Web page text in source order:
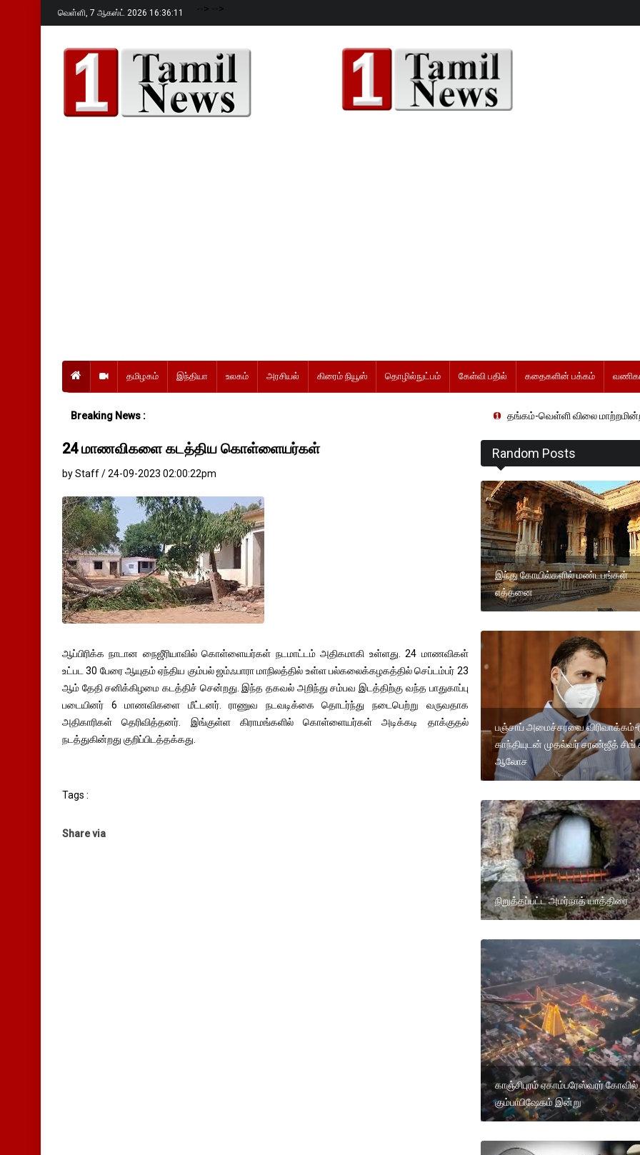
வெள்ளி, 7 ஆகஸ்ட் 2026 16:36:12 --> -->
தமிழகம் இந்தியா உலகம் அரசியல் கிரைம் நியூஸ் தொழில்நுட்பம் கேள்வி பதில் கதைகளின் பக்கம்
Breaking News : தங்கம்-வெள்ளி விலை
24 மாணவிகளை கடத்திய கொள்ளையர்கள்
by Staff / 24-09-2023 02:00:22pm
ஆப்பிரிக்க நாடான நைஜீரியாவில் கொள்ளையர்கள் நடமாட்டம் அதிகமாகி உள்ளது. 24 மாணவிகள்
உட்பட 30 பேரை ஆயுதம் ஏந்திய கும்பல் ஜம்ஃபாரா மாநிலத்தில் உள்ள பல்கலைக்கழகத்தில் செப்டம்பர் 23
ஆம் தேதி சனிக்கிழமை கடத்திச் சென்றது. இந்த தகவல் அறிந்து சம்பவ இடத்திற்கு வந்த பாதுகாப்பு
படையினர் 6 மாணவிகளை மீட்டனர். ராணுவ நடவடிக்கை தொடர்ந்து நடைபெற்று வருவதாக
அதிகாரிகள் தெரிவித்தனர். இங்குள்ள கிராமங்களில் கொள்ளையர்கள் அடிக்கடி தாக்குதல்
நடத்துகின்றது குறிப்பிடத்தக்கது.
Tags :
Share via
Random Posts
இந்து கோயில்களில் மண்டபங்கள்
எத்தனை
பஞ்சாப் அமைச்சரவை விரிவாக்கம்-
காந்தியுடன் முதல்வர் சரண்ஜீத்
ஆலோச
நிறுத்தப்பட்ட அமர்நாத் யாத்திரை
காஞ்சிபுரம் ஏகாம்பரேஸ்வரர் கோவில்
கும்பாபிஷேகம் இன்று